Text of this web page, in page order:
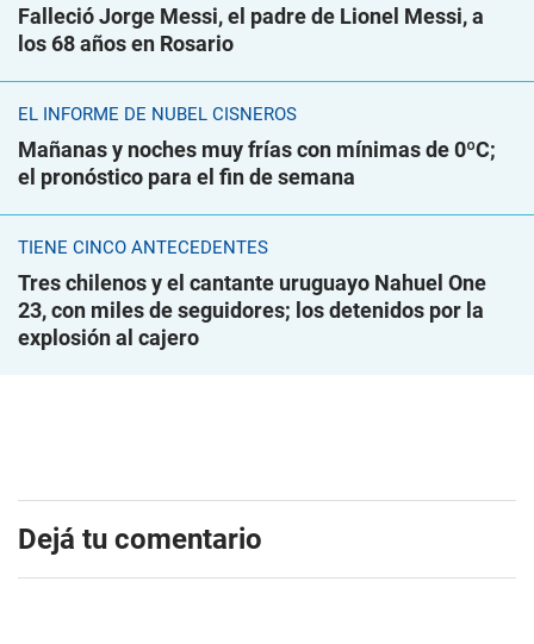
Falleció Jorge Messi, el padre de Lionel Messi, a
los 68 años en Rosario
EL INFORME DE NUBEL CISNEROS
Mañanas y noches muy frías con mínimas de 0ºC;
el pronóstico para el fin de semana
TIENE CINCO ANTECEDENTES
Tres chilenos y el cantante uruguayo Nahuel One
23, con miles de seguidores; los detenidos por la
explosión al cajero
Dejá tu comentario